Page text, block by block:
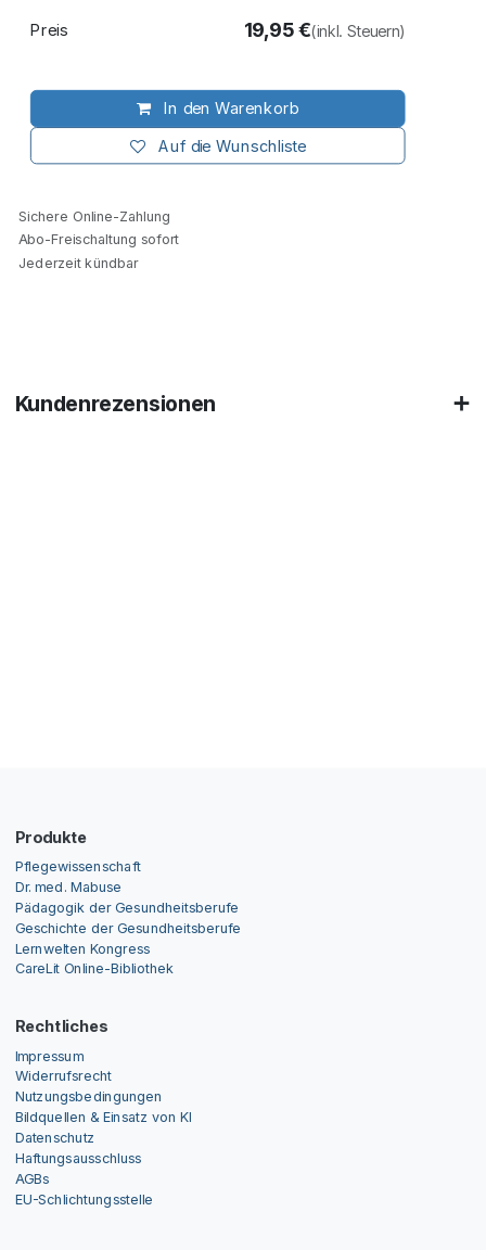
In den Warenkorb
Auf die Wunschliste
Preis 19,95€(inkl. Steuern)
Sichere Online-Zahlung
Abo-Freischaltung sofort
Jederzeit kündbar
Kundenrezensionen
Produkte
Pflegewissenschaft
Dr. med. Mabuse
Pädagogik der Gesundheitsberufe
Geschichte der Gesundheitsberufe
Lernwelten Kongress
CareLit Online-Bibliothek
Rechtliches
Impressum
Widerrufsrecht
Nutzungsbedingungen
Bildquellen & Einsatz von KI
Datenschutz
Haftungsausschluss
AGBs
EU-Schlichtungsstelle